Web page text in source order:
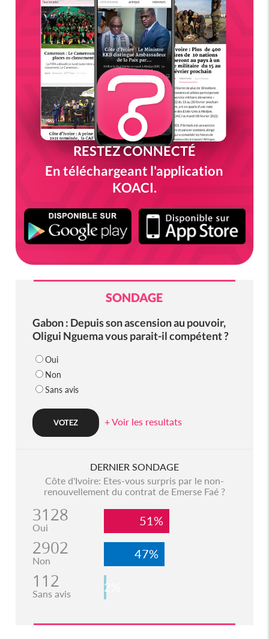
RESTEZ CONNECTÉ
En téléchargeant l'application
KOACI.
SONDAGE
Gabon : Depuis son ascension au pouvoir,
Oligui Nguema vous parait-il compétent ?
Oui
Non
Sans avis
+ Voir les resultats
DERNIER SONDAGE
Côte d'Ivoire: Etes-vous surpris par le non-
renouvellement du contrat de Emerse Faé ?
3128
Oui 51%
2902
Non 47%
112
Sans avis 2%